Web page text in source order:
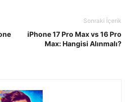
Sonraki İçerik
iPhone 17 Pro Max vs 16 Pro
Max: Hangisi Alınmalı?